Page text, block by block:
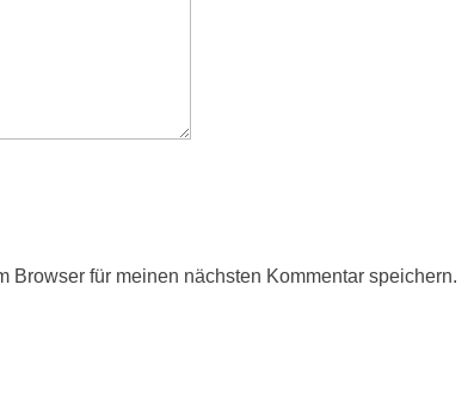
Browser für meinen nächsten Kommentar speichern.